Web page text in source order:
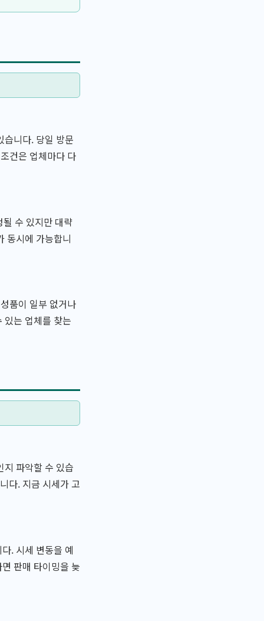
습니다. 당일 방문
건은 업체마다 다
수 있지만 대략
동시에 가능합니
품이 일부 없거나
있는 업체를 찾는
파악할 수 있습
다. 지금 시세가 고
. 시세 변동을 예
판매 타이밍을 늦